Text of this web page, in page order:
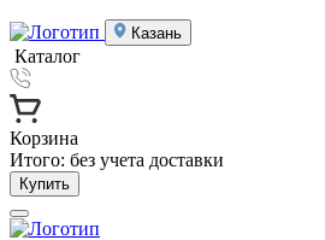
Казань
Каталог
Корзина
Итого: без учета доставки
Купить